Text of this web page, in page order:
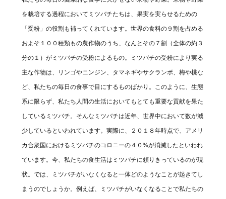
を栽培する過程においてミツバチたちは、果実を実らせるための
「受粉」の役割も補ってくれています。世界の食料の９割を占める
およそ１００種類もの農作物のうち、なんとその７割（全体の約３
分の１）がミツバチの受粉によるもの。ミツバチの受粉により実る
主な作物は、リンゴやニンジン、タマネギやサクランボ、梅や桃な
ど、私たちの毎日の食事で目にするものばかり。このように、生態
系に限らず、私たち人間の生活においてもとても重要な貢献を果た
しているミツバチ。そんなミツバチは近年、世界中において数が減
少しているといわれています。実際に、２０１８年時点で、アメリ
カ合衆国におけるミツバチのコロニーの４０%が消滅したといわれ
ています。今、私たちの食生活はミツバチに頼りきっているのが現
状。では、ミツバチがいなくなると一体どのようなことが起きてし
まうのでしょうか。例えば、ミツバチがいなくなることで私たちの